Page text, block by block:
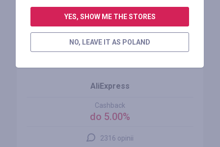
AliExpress
Cashback
do 5.00%
2316 opinii
YES, SHOW ME THE STORES
NO, LEAVE IT AS POLAND